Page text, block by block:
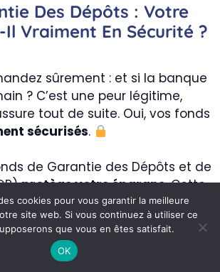
Des Dépôts : Votre
Vraiment En Sécurité ?
sûrement : et si la banque
? C’est une peur légitime,
tout de suite. Oui, vos fonds
sécurisés.
de Garantie des Dépôts et de
protège votre épargne. Cette
automatiquement tous vos
s’agisse de comptes courants ou
dans une même banque.
cookies pour vous garantir la meilleure
site web. Si vous continuez à utiliser ce
que vous en êtes satisfait.
OK